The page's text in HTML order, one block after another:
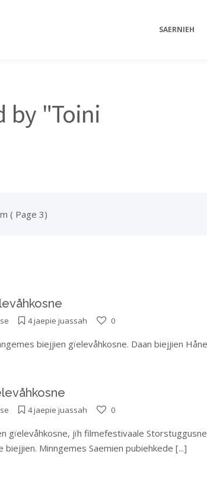
SAERNIEH
by "Toini
( Page 3)
4 jaepie juassah 0
biejjien gïelevåhkosne. Daan biejjien
4 jaepie juassah 0
gïelevåhkosne, jïh filmefestivaale
Minngemes Saemien pubiehkede [...]